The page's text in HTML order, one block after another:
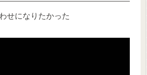
せになりたかった